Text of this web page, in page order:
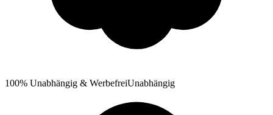
100% Unabhängig & WerbefreiUnabhängig